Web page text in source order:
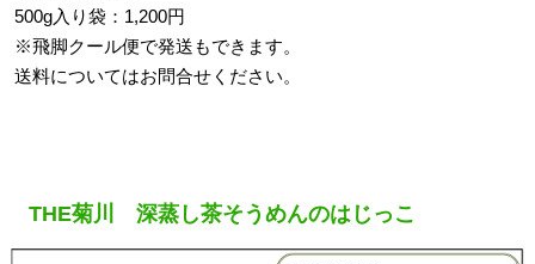
500g入り袋：1,200円
※飛脚クール便で発送もできます。
送料についてはお問合せください。
THE菊川 深蒸し茶そうめんのはじっこ